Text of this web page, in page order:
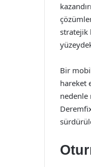
stratejik
Bir
hareket
nedenle